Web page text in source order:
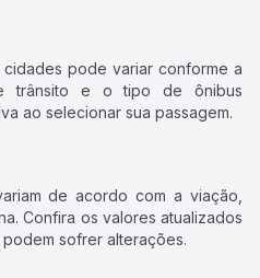
pode variar conforme a
trânsito e o tipo de ônibus
ao selecionar sua passagem.
de acordo com a viação,
Confira os valores atualizados
sofrer alterações.